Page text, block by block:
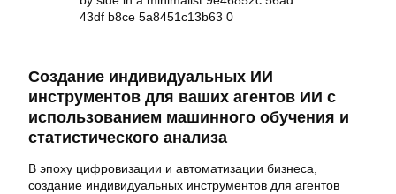
Создание индивидуальных ИИ
инструментов для ваших агентов ИИ с
использованием машинного обучения и
статистического анализа
В эпоху цифровизации и автоматизации бизнеса,
создание индивидуальных инструментов для агентов